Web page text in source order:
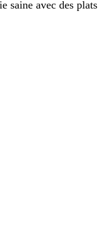
saine avec des plats